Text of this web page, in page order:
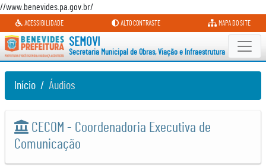
//www.benevides.pa.gov.br/
Secretaria Municipal de Obras,
ACESSIBILIDADE ALTO CONTRASTE MAPA DO SITE
SEMOVI
Secretaria Municipal de Obras, Viação e Infraestrutura
Início Áudios
CECOM - Coordenadoria Executiva de
Comunicação